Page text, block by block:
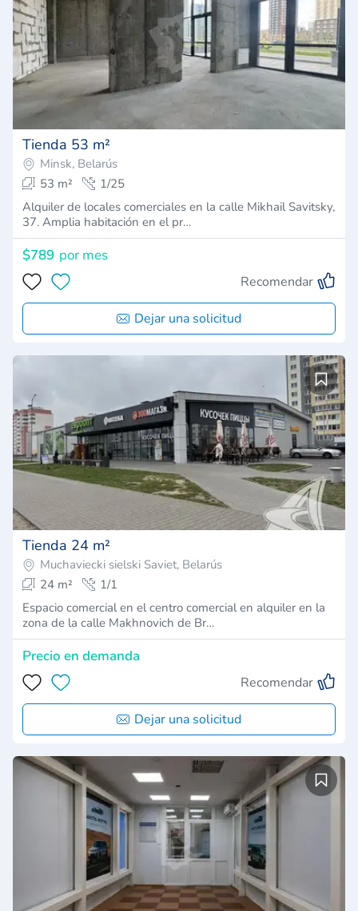
Tienda 53 m²
Minsk, Belarús
53 m²
1/25
Alquiler de locales comerciales en la calle Mikhail Savitsky,
37. Amplia habitación en el pr…
$789 por mes
Recomendar
Dejar una solicitud
Tienda 24 m²
Muchaviecki sielski Saviet, Belarús
24 m²
1/1
Espacio comercial en el centro comercial en alquiler en la
zona de la calle Makhnovich de Br…
Precio en demanda
Recomendar
Dejar una solicitud